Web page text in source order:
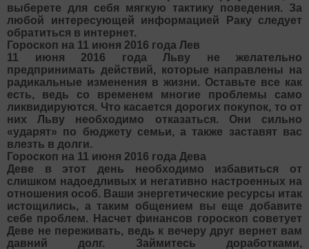
выберете для себя мягкую тактику поведения. За
любой интересующей информацией Раку следует
обратиться в интернет.
Гороскоп на 11 июня 2016 года Лев
11 июня 2016 года Льву не желательно
предпринимать действий, которые направлены на
радикальные изменения в жизни. Оставьте все как
есть, ведь со временем многие проблемы само
ликвидируются. Что касается дорогих покупок, то от
них Льву необходимо отказаться. Они сильно
«ударят» по бюджету семьи, а также заставят вас
влезть в долги.
Гороскоп на 11 июня 2016 года Дева
Деве в этот день необходимо избавиться от
слишком надоедливых и негативно настроенных на
отношения особ. Ваши энергетические ресурсы итак
истощились, а таким общением вы еще добавите
себе проблем. Насчет финансов гороскоп советует
Деве не переживать, ведь к вечеру друг вернет вам
давний долг. Займитесь доработками,